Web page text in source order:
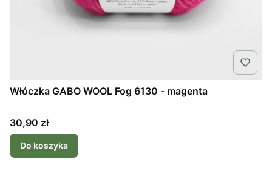
Włóczka GABO WOOL Fog 6130 - magenta
Cena
30,90 zł
Do koszyka